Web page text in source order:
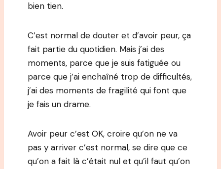
bien tien.
C’est normal de douter et d’avoir peur, ça
fait partie du quotidien. Mais j’ai des
moments, parce que je suis fatiguée ou
parce que j’ai enchaîné trop de difficultés,
j’ai des moments de fragilité qui font que
je fais un drame.
Avoir peur c’est OK, croire qu’on ne va
pas y arriver c’est normal, se dire que ce
qu’on a fait là c’était nul et qu’il faut qu’on